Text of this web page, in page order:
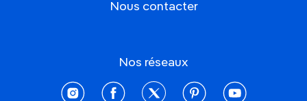
Nous contacter
Nos réseaux
instagramfacebooktwitter pinterestyoutube